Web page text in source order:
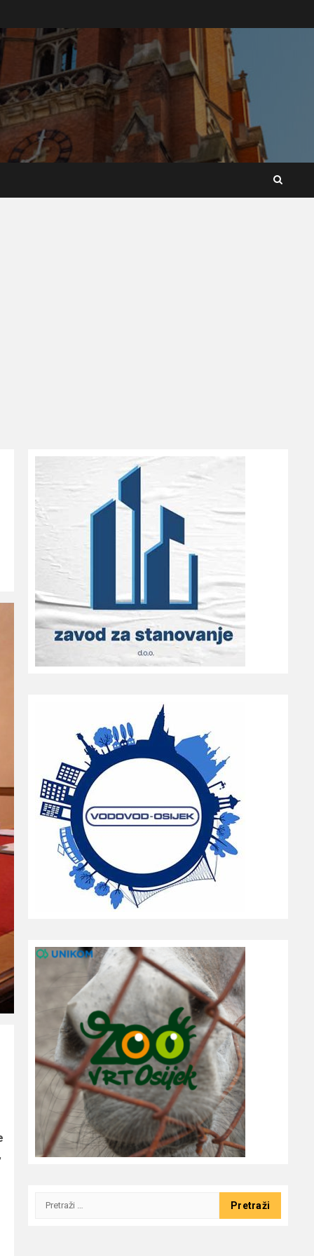
Pretraži: